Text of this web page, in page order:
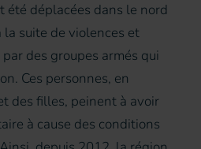
été déplacées dans le nord
suite de violences et
des groupes armés qui
Ces personnes, en
des filles, peinent à avoir
à cause des conditions